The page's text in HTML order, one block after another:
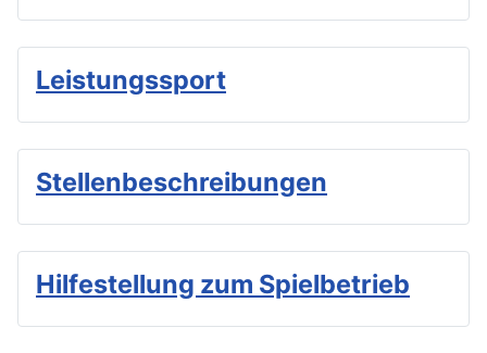
Leistungssport
Stellenbeschreibungen
Hilfestellung zum Spielbetrieb